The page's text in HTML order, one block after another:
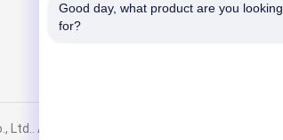
Ltd.. All Rights Reserved.
Good day, what product are you looking
for?